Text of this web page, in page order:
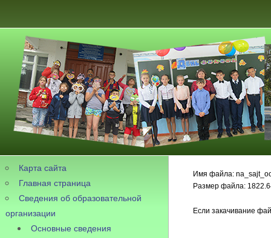
Карта сайта
Главная страница
Сведения об образовательной
организации
Основные сведения
Имя файла:
Размер файла:
Если закачивание